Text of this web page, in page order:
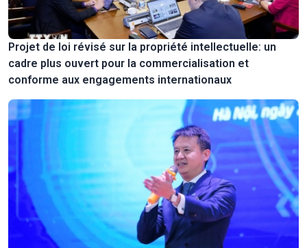
Projet de loi révisé sur la propriété intellectuelle: un
cadre plus ouvert pour la commercialisation et
conforme aux engagements internationaux